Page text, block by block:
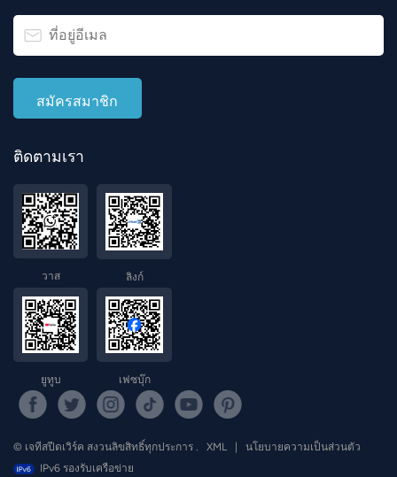
ติดตามเรา
วาส ลิงก์
ยูทูบ เฟซบุ๊ก
© เจทีสปีดเวิร์ค สงวนลิขสิทธิ์ทุกประการ . XML
นโยบายความเป็นส่วนตัว
IPv6 รองรับเครือข่าย